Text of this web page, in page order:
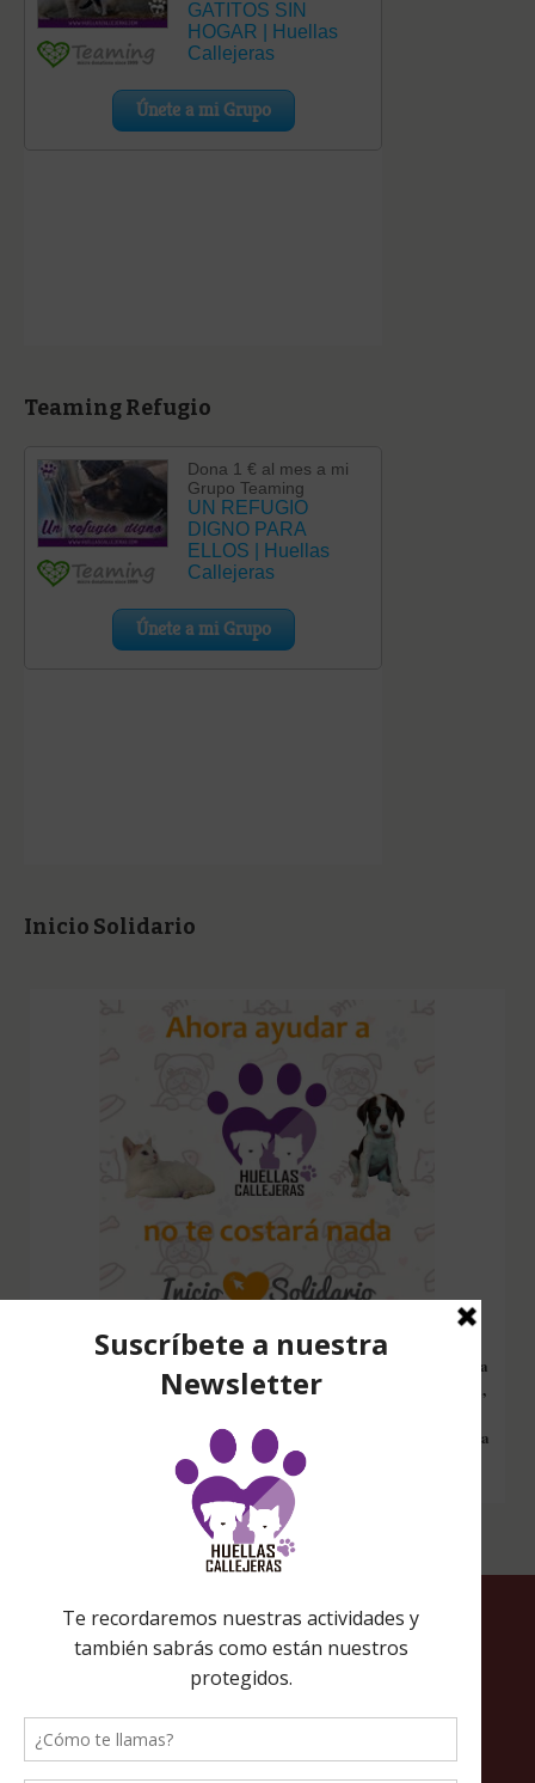
Teaming Refugio
Inicio Solidario
Configura nuestro Inicio Solidario en todos tus dispositivos y cada
vez que entres a hacer una búsqueda en internet desde esa página,
Amazon desde ahí, tu compra será solidaria sin ningún coste extra
para ti.